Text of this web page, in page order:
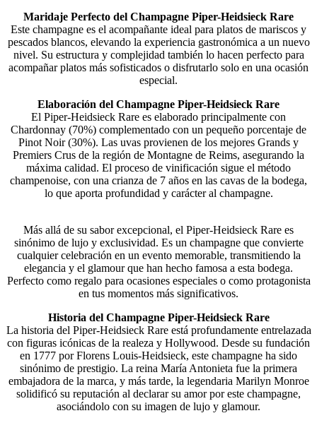
Maridaje Perfecto del Champagne Piper-Heidsieck Rare
Este champagne es el acompañante ideal para platos de mariscos y
pescados blancos, elevando la experiencia gastronómica a un nuevo
nivel. Su estructura y complejidad también lo hacen perfecto para
acompañar platos más sofisticados o disfrutarlo solo en una ocasión
especial.
Elaboración del Champagne Piper-Heidsieck Rare
El Piper-Heidsieck Rare es elaborado principalmente con
Chardonnay (70%) complementado con un pequeño porcentaje de
Pinot Noir (30%). Las uvas provienen de los mejores Grands y
Premiers Crus de la región de Montagne de Reims, asegurando la
máxima calidad. El proceso de vinificación sigue el método
champenoise, con una crianza de 7 años en las cavas de la bodega,
lo que aporta profundidad y carácter al champagne.
Más allá de su sabor excepcional, el Piper-Heidsieck Rare es
sinónimo de lujo y exclusividad. Es un champagne que convierte
cualquier celebración en un evento memorable, transmitiendo la
elegancia y el glamour que han hecho famosa a esta bodega.
Perfecto como regalo para ocasiones especiales o como protagonista
en tus momentos más significativos.
Historia del Champagne Piper-Heidsieck Rare
La historia del Piper-Heidsieck Rare está profundamente entrelazada
con figuras icónicas de la realeza y Hollywood. Desde su fundación
en 1777 por Florens Louis-Heidsieck, este champagne ha sido
sinónimo de prestigio. La reina María Antonieta fue la primera
embajadora de la marca, y más tarde, la legendaria Marilyn Monroe
solidificó su reputación al declarar su amor por este champagne,
asociándolo con su imagen de lujo y glamour.